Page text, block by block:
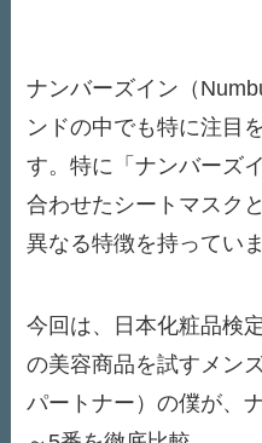
ナンバーズイン（
ンドの中でも特に注目
す。特に「ナンバーズ
合わせたシートマスク
異なる特徴を持っていま
今回は、日本化粧品検
の美容商品を試すメン
パートナー）の僕が、